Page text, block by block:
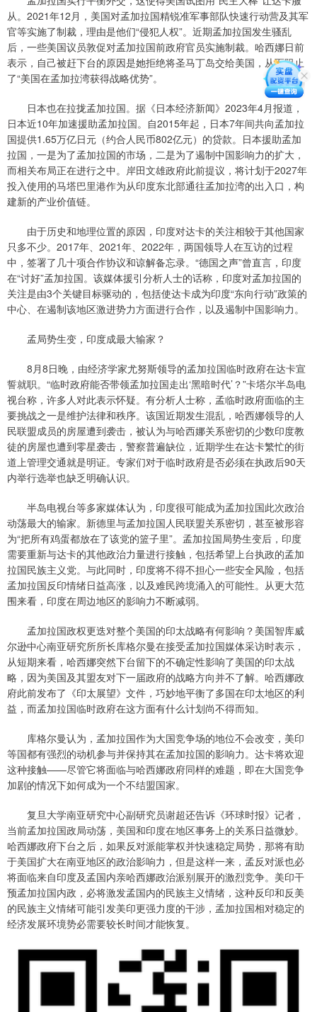
从。2021年12月，美国对孟加拉国精锐准军事部队快速行动营及其军
官等实施了制裁，理由是他们“侵犯人权”。近期孟加拉国发生骚乱
后，一些美国议员敦促对孟加拉国前政府官员实施制裁。哈西娜日前
表示，自己被赶下台的原因是她拒绝将圣马丁岛交给美国，从而阻止
了“美国在孟加拉湾获得战略优势”。
日本也在拉拢孟加拉国。据《日本经济新闻》2023年4月报道，
日本近10年加速援助孟加拉国。自2015年起，日本7年间共向孟加拉
国提供1.65万亿日元（约合人民币802亿元）的贷款。日本援助孟加
拉国，一是为了孟加拉国的市场，二是为了遏制中国影响力的扩大，
而相关布局正在进行之中。岸田文雄政府此前提议，将计划于2027年
投入使用的马塔巴里港作为从印度东北部通往孟加拉湾的出入口，构
建新的产业价值链。
由于历史和地理位置的原因，印度对达卡的关注相较于其他国家
只多不少。2017年、2021年、2022年，两国领导人在互访的过程
中，签署了几十项合作协议和谅解备忘录。“德国之声”曾直言，印度
在“讨好”孟加拉国。该媒体援引分析人士的话称，印度对孟加拉国的
关注是由3个关键目标驱动的，包括使达卡成为印度“东向行动”政策的
中心、在遏制该地区激进势力方面进行合作，以及遏制中国影响力。
孟局势生变，印度成最大输家？
8月8日晚，由经济学家尤努斯领导的孟加拉国临时政府在达卡宣
誓就职。“临时政府能否带领孟加拉国走出‘黑暗时代’？”卡塔尔半岛电
视台称，许多人对此表示怀疑。有分析人士称，孟临时政府面临的主
要挑战之一是维护法律和秩序。该国近期发生混乱，哈西娜领导的人
民联盟成员的房屋遭到袭击，被认为与哈西娜关系密切的少数印度教
徒的房屋也遭到零星袭击，警察普遍缺位，近期学生在达卡繁忙的街
道上管理交通就是明证。专家们对于临时政府是否必须在执政后90天
内举行选举也缺乏明确认识。
半岛电视台等多家媒体认为，印度很可能成为孟加拉国此次政治
动荡最大的输家。新德里与孟加拉国人民联盟关系密切，甚至被形容
为“把所有鸡蛋都放在了该党的篮子里”。孟加拉国局势生变后，印度
需要重新与达卡的其他政治力量进行接触，包括希望上台执政的孟加
拉国民族主义党。与此同时，印度将不得不担心一些安全风险，包括
孟加拉国反印情绪日益高涨，以及难民跨境涌入的可能性。从更大范
围来看，印度在周边地区的影响力不断减弱。
孟加拉国政权更迭对整个美国的印太战略有何影响？美国智库威
尔逊中心南亚研究所所长库格尔曼在接受孟加拉国媒体采访时表示，
从短期来看，哈西娜突然下台留下的不确定性影响了美国的印太战
略，因为美国及其盟友对下一届政府的战略方向并不了解。哈西娜政
府此前发布了《印太展望》文件，巧妙地平衡了多国在印太地区的利
益，而孟加拉国临时政府在这方面有什么计划尚不得而知。
库格尔曼认为，孟加拉国作为大国竞争场的地位不会改变，美印
等国都有强烈的动机参与并保持其在孟加拉国的影响力。达卡将欢迎
这种接触——尽管它将面临与哈西娜政府同样的难题，即在大国竞争
加剧的情况下如何成为一个不结盟国家。
复旦大学南亚研究中心副研究员谢超还告诉《环球时报》记者，
当前孟加拉国政局动荡，美国和印度在地区事务上的关系日益微妙。
哈西娜政府下台之后，如果反对派能掌权并快速稳定局势，那将有助
于美国扩大在南亚地区的政治影响力，但是这样一来，孟反对派也必
将面临来自印度及孟国内亲哈西娜政治派别展开的激烈竞争。美印干
预孟加拉国内政，必将激发孟国内的民族主义情绪，这种反印和反美
的民族主义情绪可能引发美印更强力度的干涉，孟加拉国相对稳定的
经济发展环境势必需要较长时间才能恢复。